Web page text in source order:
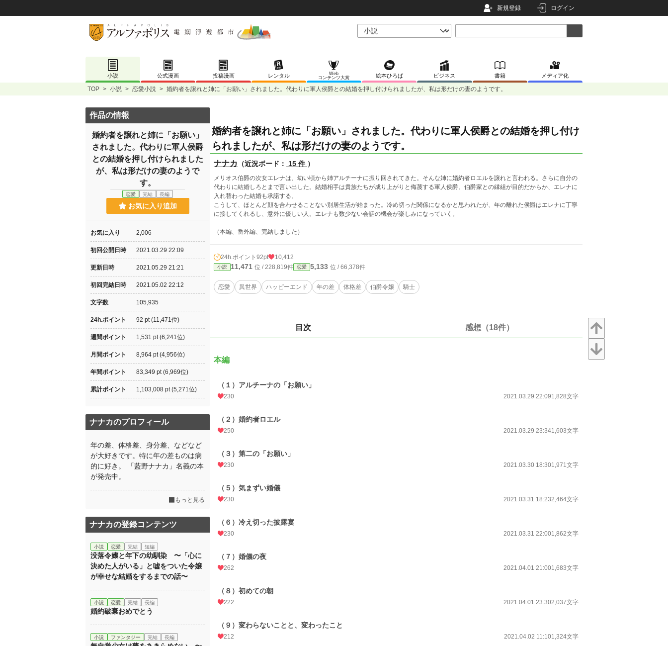
新規登録 ログイン
小説 公式漫画 投稿漫画 レンタル
Web
コンテンツ大賞
絵本ひろば ビジネス 書籍 メディア化
TOP > 小説 > 恋愛小説 > 婚約者を譲れと姉に「お願い」されました。代わりに軍人侯爵との結婚を押し付けられましたが、私は形だけの妻のようです。
婚約者を譲れと姉に「お願い」されました。代わりに軍人侯爵との結婚を押し付け
られましたが、私は形だけの妻のようです。
ナナカ （近況ボード： 15 件 ）
メリオス伯爵の次女エレナは、幼い頃から姉アルチーナに振り回されてきた。そんな姉に婚約者ロエルを譲れと言われる。さらに自分の
代わりに結婚しろとまで言い出した。結婚相手は貴族たちが成り上がりと侮蔑する軍人侯爵。伯爵家との縁組が目的だからか、エレナに
入れ替わった結婚も承諾する。
こうして、ほとんど顔を合わせることない別居生活が始まった。冷め切った関係になるかと思われたが、年の離れた侯爵はエレナに丁寧
に接してくれるし、意外に優しい人。エレナも数少ない会話の機会が楽しみになっていく。
（本編、番外編、完結しました）
24h.ポイント 92pt 10,412
小説 11,471 位 / 228,819件 恋愛 5,133 位 / 66,378件
恋愛 異世界 ハッピーエンド 年の差 体格差 伯爵令嬢 騎士
目次 感想（18件）
本編
（１）アルチーナの「お願い」
230 2021.03.29 22:091,828文字
（２）婚約者ロエル
250 2021.03.29 23:341,603文字
（３）第二の「お願い」
230 2021.03.30 18:301,971文字
（５）気まずい婚儀
230 2021.03.31 18:232,464文字
（６）冷え切った披露宴
230 2021.03.31 22:001,862文字
（７）婚儀の夜
262 2021.04.01 21:001,683文字
（８）初めての朝
222 2021.04.01 23:302,037文字
（９）変わらないことと、変わったこと
212 2021.04.02 11:101,324文字
作品の情報
婚約者を譲れと姉に「お願い」
されました。代わりに軍人侯爵
との結婚を押し付けられました
が、私は形だけの妻のようで
す。
恋愛 完結 長編
お気に入り追加
お気に入り 2,006
初回公開日時 2021.03.29 22:09
更新日時 2021.05.29 21:21
初回完結日時 2021.05.02 22:12
文字数 105,935
24h.ポイント 92 pt (11,471位)
週間ポイント 1,531 pt (6,241位)
月間ポイント 8,964 pt (4,956位)
年間ポイント 83,349 pt (6,969位)
累計ポイント 1,103,008 pt (5,271位)
ナナカのプロフィール
年の差、体格差、身分差、などなど
が大好きです。特に年の差ものは病
的に好き。 「藍野ナナカ」名義の本
が発売中。
もっと見る
ナナカの登録コンテンツ
小説 恋愛 完結 短編
没落令嬢と年下の幼馴染 〜「心に
決めた人がいる」と嘘をついた令嬢
が幸せな結婚をするまでの話〜
小説 恋愛 完結 長編
婚約破棄おめでとう
小説 ファンタジー 完結 長編